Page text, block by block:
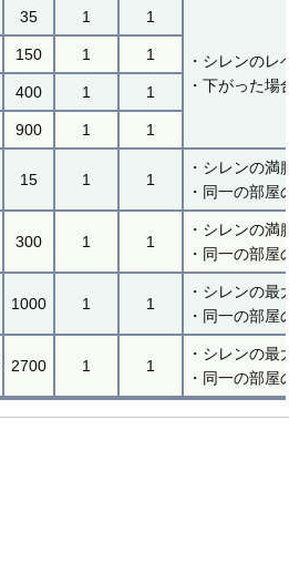
35 1 1
・シレンの
・下がった
150 1 1
400 1 1
900 1 1
15 1 1
・シレンの満
・同一の部
300 1 1
・シレンの満
・同一の部
1000 1 1
・シレンの
・同一の部
2700 1 1
・シレンの
・同一の部